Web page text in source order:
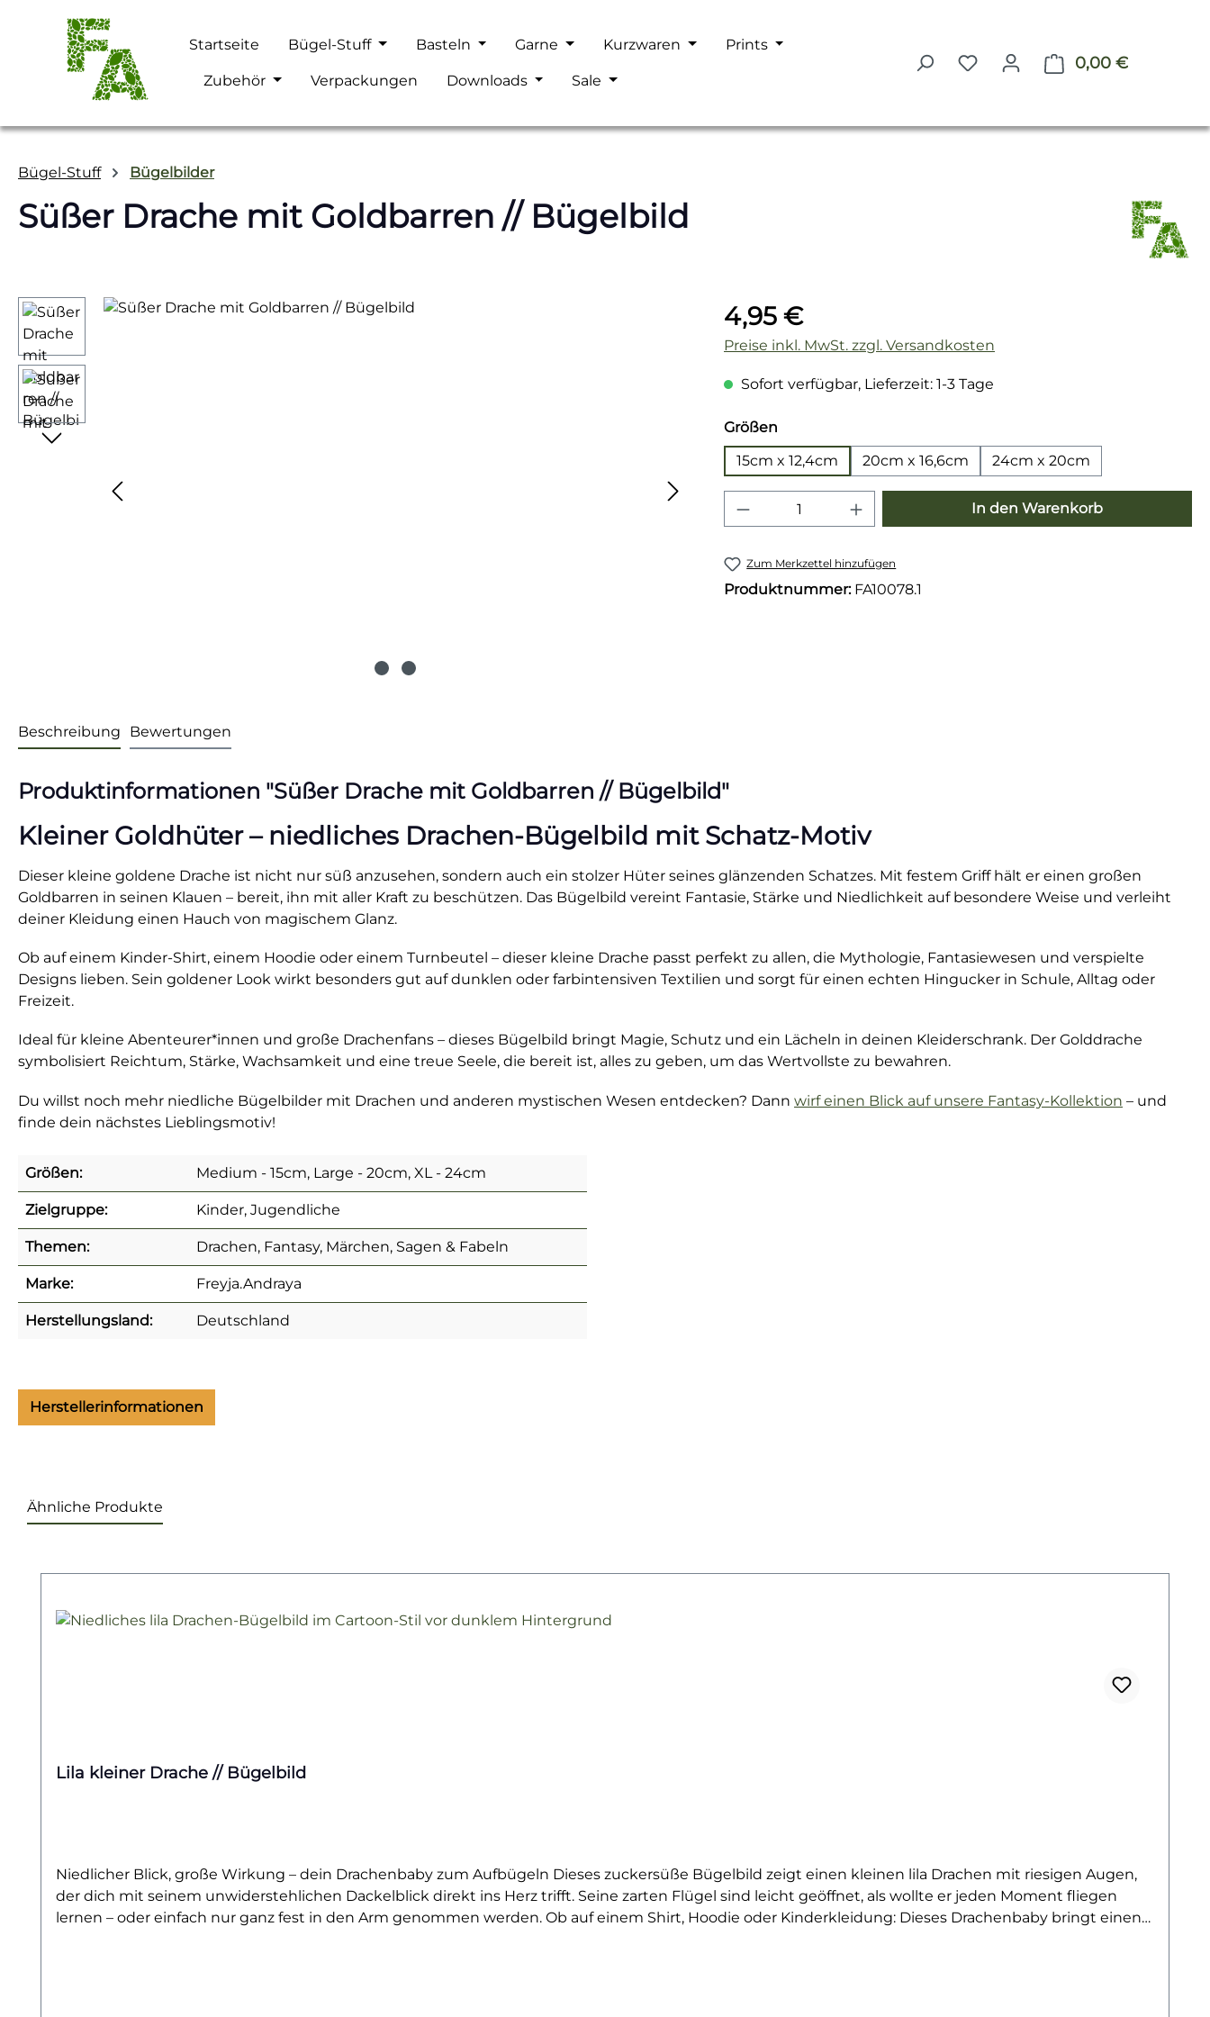
Hauptinhalt springen
Zur Suche springen
Zur Hauptnavigation springen
Startseite
Bügel-Stuff Basteln Garne Kurzwaren Prints
Zubehör Verpackungen Downloads Sale
0,00 €
Bügel-Stuff Bügelbilder
Süßer Drache mit Goldbarren // Bügelbild
Bildergalerie überspringen Regulärer Preis:
4,95 €
Preise inkl. MwSt. zzgl. Versandkosten
Sofort verfügbar, Lieferzeit: 1-3 Tage
Größen
15cm x 12,4cm
20cm x 16,6cm 24cm x 20cm
Produkt Anzahl: Gib den gewünschten
In den Warenkorb
Zum Merkzettel hinzufügen
Produktnummer: FA10078.1
Beschreibung Bewertungen
Produktinformationen "Süßer Drache mit Goldbarren // Bügelbild"
Kleiner Goldhüter – niedliches Drachen-Bügelbild mit Schatz-Motiv
Dieser kleine goldene Drache ist nicht nur süß anzusehen, sondern auch ein stolzer Hüter seines glänzenden Schatzes. Mit festem Griff hält er einen großen
Goldbarren in seinen Klauen – bereit, ihn mit aller Kraft zu beschützen. Das Bügelbild vereint Fantasie, Stärke und Niedlichkeit auf besondere Weise und verleiht
deiner Kleidung einen Hauch von magischem Glanz.
Ob auf einem Kinder-Shirt, einem Hoodie oder einem Turnbeutel – dieser kleine Drache passt perfekt zu allen, die Mythologie, Fantasiewesen und verspielte
Designs lieben. Sein goldener Look wirkt besonders gut auf dunklen oder farbintensiven Textilien und sorgt für einen echten Hingucker in Schule, Alltag oder
Freizeit.
Ideal für kleine Abenteurer*innen und große Drachenfans – dieses Bügelbild bringt Magie, Schutz und ein Lächeln in deinen Kleiderschrank. Der Golddrache
symbolisiert Reichtum, Stärke, Wachsamkeit und eine treue Seele, die bereit ist, alles zu geben, um das Wertvollste zu bewahren.
Du willst noch mehr niedliche Bügelbilder mit Drachen und anderen mystischen Wesen entdecken? Dann wirf einen Blick auf unsere Fantasy-Kollektion – und
finde dein nächstes Lieblingsmotiv!
Größen: Medium - 15cm, Large - 20cm, XL - 24cm
Zielgruppe: Kinder, Jugendliche
Themen: Drachen, Fantasy, Märchen, Sagen & Fabeln
Marke: Freyja.Andraya
Herstellungsland: Deutschland
Herstellerinformationen
Ähnliche Produkte
Lila kleiner Drache // Bügelbild
Niedlicher Blick, große Wirkung – dein Drachenbaby zum Aufbügeln Dieses zuckersüße Bügelbild zeigt einen kleinen lila Drachen mit riesigen Augen,
der dich mit seinem unwiderstehlichen Dackelblick direkt ins Herz trifft. Seine zarten Flügel sind leicht geöffnet, als wollte er jeden Moment fliegen
lernen – oder einfach nur ganz fest in den Arm genommen werden. Ob auf einem Shirt, Hoodie oder Kinderkleidung: Dieses Drachenbaby bringt einen